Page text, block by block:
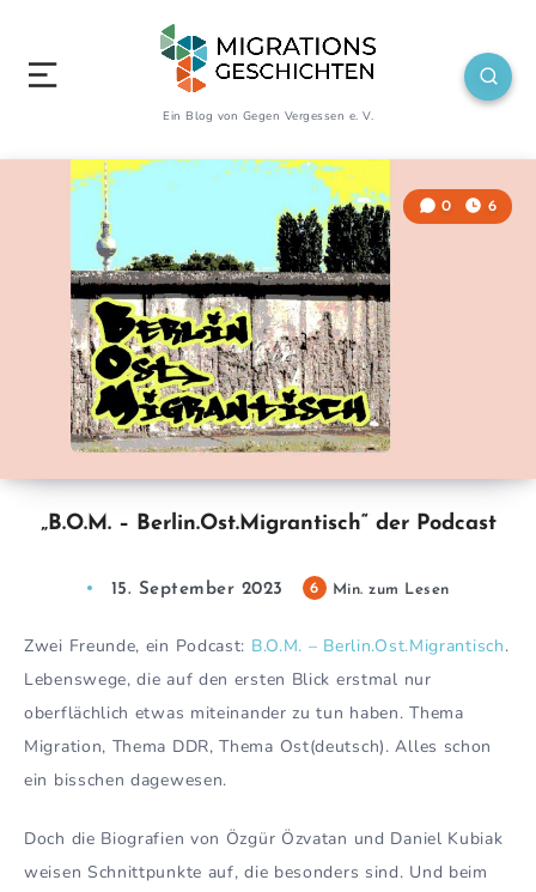
Ein Blog von Gegen Vergessen e. V.
„B.O.M. – Berlin.Ost.Migrantisch“ der Podcast
0 6
15. September 2023 6 Min. zum Lesen
Zwei Freunde, ein Podcast: B.O.M. – Berlin.Ost.Migrantisch.
Lebenswege, die auf den ersten Blick erstmal nur
oberflächlich etwas miteinander zu tun haben. Thema
Migration, Thema DDR, Thema Ost(deutsch). Alles schon
ein bisschen dagewesen.
Doch die Biografien von Özgür Özvatan und Daniel Kubiak
weisen Schnittpunkte auf, die besonders sind. Und beim